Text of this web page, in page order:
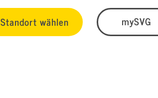
Standort wählen mySVG